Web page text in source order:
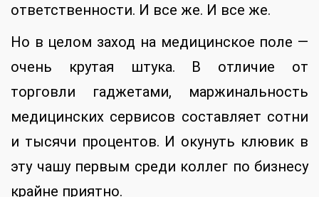
ответственности. И все же. И все же.
Но в целом заход на медицинское поле —
очень крутая штука. В отличие от
торговли гаджетами, маржинальность
медицинских сервисов составляет сотни
и тысячи процентов. И окунуть клювик в
эту чашу первым среди коллег по бизнесу
крайне приятно.